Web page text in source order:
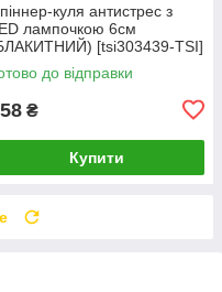
куля антистрес з
лампочкою 6см
[tsi303439-TSI]
до відправки
₴
Купити